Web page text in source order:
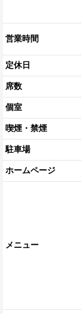
営業時間
定休日
席数
個室
喫煙・禁煙
駐車場
ホームページ
メニュー